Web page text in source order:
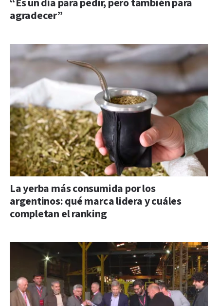
“Es un día para pedir, pero también para
agradecer”
La yerba más consumida por los
argentinos: qué marca lidera y cuáles
completan el ranking